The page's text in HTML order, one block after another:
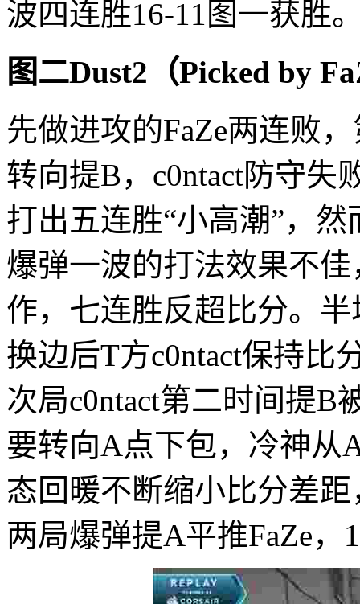
波四连胜16-11图一获胜
图二Dust2（Picked by
先做进攻的FaZe两连败
转向提B，c0ntact防守失
打出五连胜“小高潮”，
爆弹一波的打法效果不
作，七连胜反超比分。
换边后T方c0ntact保持比
次局c0ntact第二时间提B
要转向A点下包，冷神从
态回暖不断缩小比分差距
两局爆弹提A平推FaZe，